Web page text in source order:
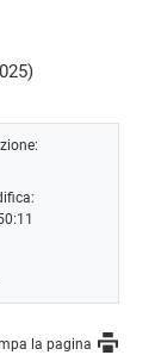
la pagina